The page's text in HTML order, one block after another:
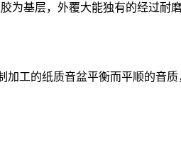
基层，外覆大能独有的经过耐
加工的纸质音盆平衡而平顺的